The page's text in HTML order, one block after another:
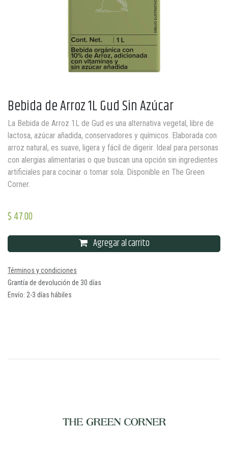
Bebida de Arroz 1L Gud Sin Azúcar
La Bebida de Arroz 1L de Gud es una alternativa vegetal, libre de
lactosa, azúcar añadida, conservadores y químicos. Elaborada con
arroz natural, es suave, ligera y fácil de digerir. Ideal para personas
con alergias alimentarias o que buscan una opción sin ingredientes
artificiales para cocinar o tomar sola. Disponible en The Green
Corner.
$47.00
Agregar al carrito
Términos y condiciones
Grantía de devolución de 30 días
Envío: 2-3 días hábiles